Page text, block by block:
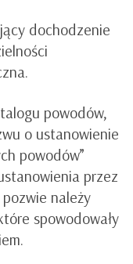
dochodzenie
powodów,
o ustanowienie
powodów”
przez
należy
spowodowały